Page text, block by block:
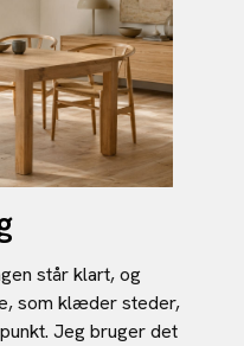
står klart, og
som klæder steder,
Jeg bruger det